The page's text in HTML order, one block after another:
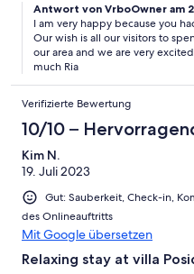
the Oliva products and
coffee when you arrive! The
beach with the warmest
mornings. The initial stony
shallow sand and swimming
(who also appear in a delivery
several local towns for greater
relaxing place! Thanks Ria - we
Antwort von VrboOwner am
I am very happy because you
Our wish is all our visitors to
our area and we are very
much Ria
Verifizierte Bewertung
10/10 –
Kim N.
19. Juli 2023
Gut: Sauberkeit, Check-in,
des Onlineauftritts
Mit Google übersetzen
Relaxing stay at villa